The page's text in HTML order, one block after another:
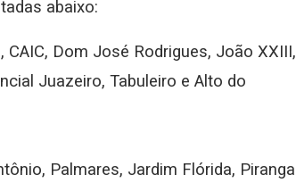
abaixo:
CAIC, Dom José Rodrigues, João XXIII,
Juazeiro, Tabuleiro e Alto do
Palmares, Jardim Flórida, Piranga